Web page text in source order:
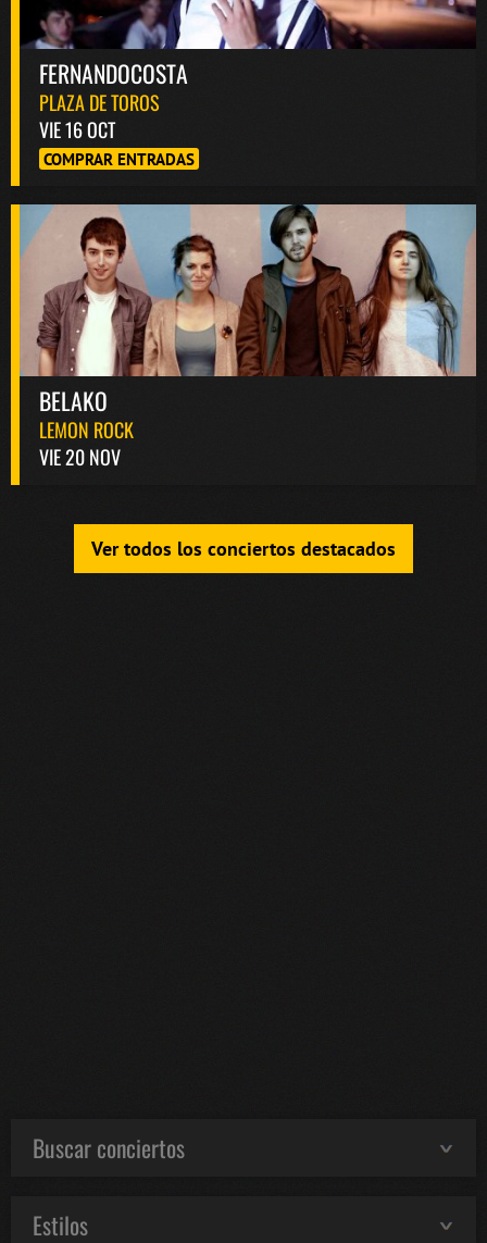
FERNANDOCOSTA
PLAZA DE TOROS
VIE 16 OCT
COMPRAR ENTRADAS
BELAKO
LEMON ROCK
VIE 20 NOV
Ver todos los conciertos destacados
Buscar conciertos
Estilos